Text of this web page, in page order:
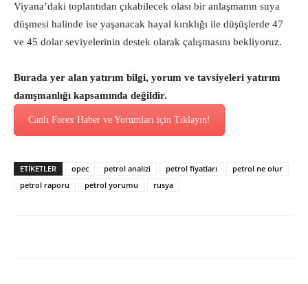
Viyana’daki toplantıdan çıkabilecek olası bir anlaşmanın suya
düşmesi halinde ise yaşanacak hayal kırıklığı ile düşüşlerde 47
ve 45 dolar seviyelerinin destek olarak çalışmasını bekliyoruz.
Burada yer alan yatırım bilgi, yorum ve tavsiyeleri yatırım
danışmanlığı kapsamında değildir.
Canlı Forex Haber ve Yorumları için Tıklayın!
ETİKETLER opec petrol analizi petrol fiyatları
petrol ne olur
petrol raporu
petrol yorumu rusya